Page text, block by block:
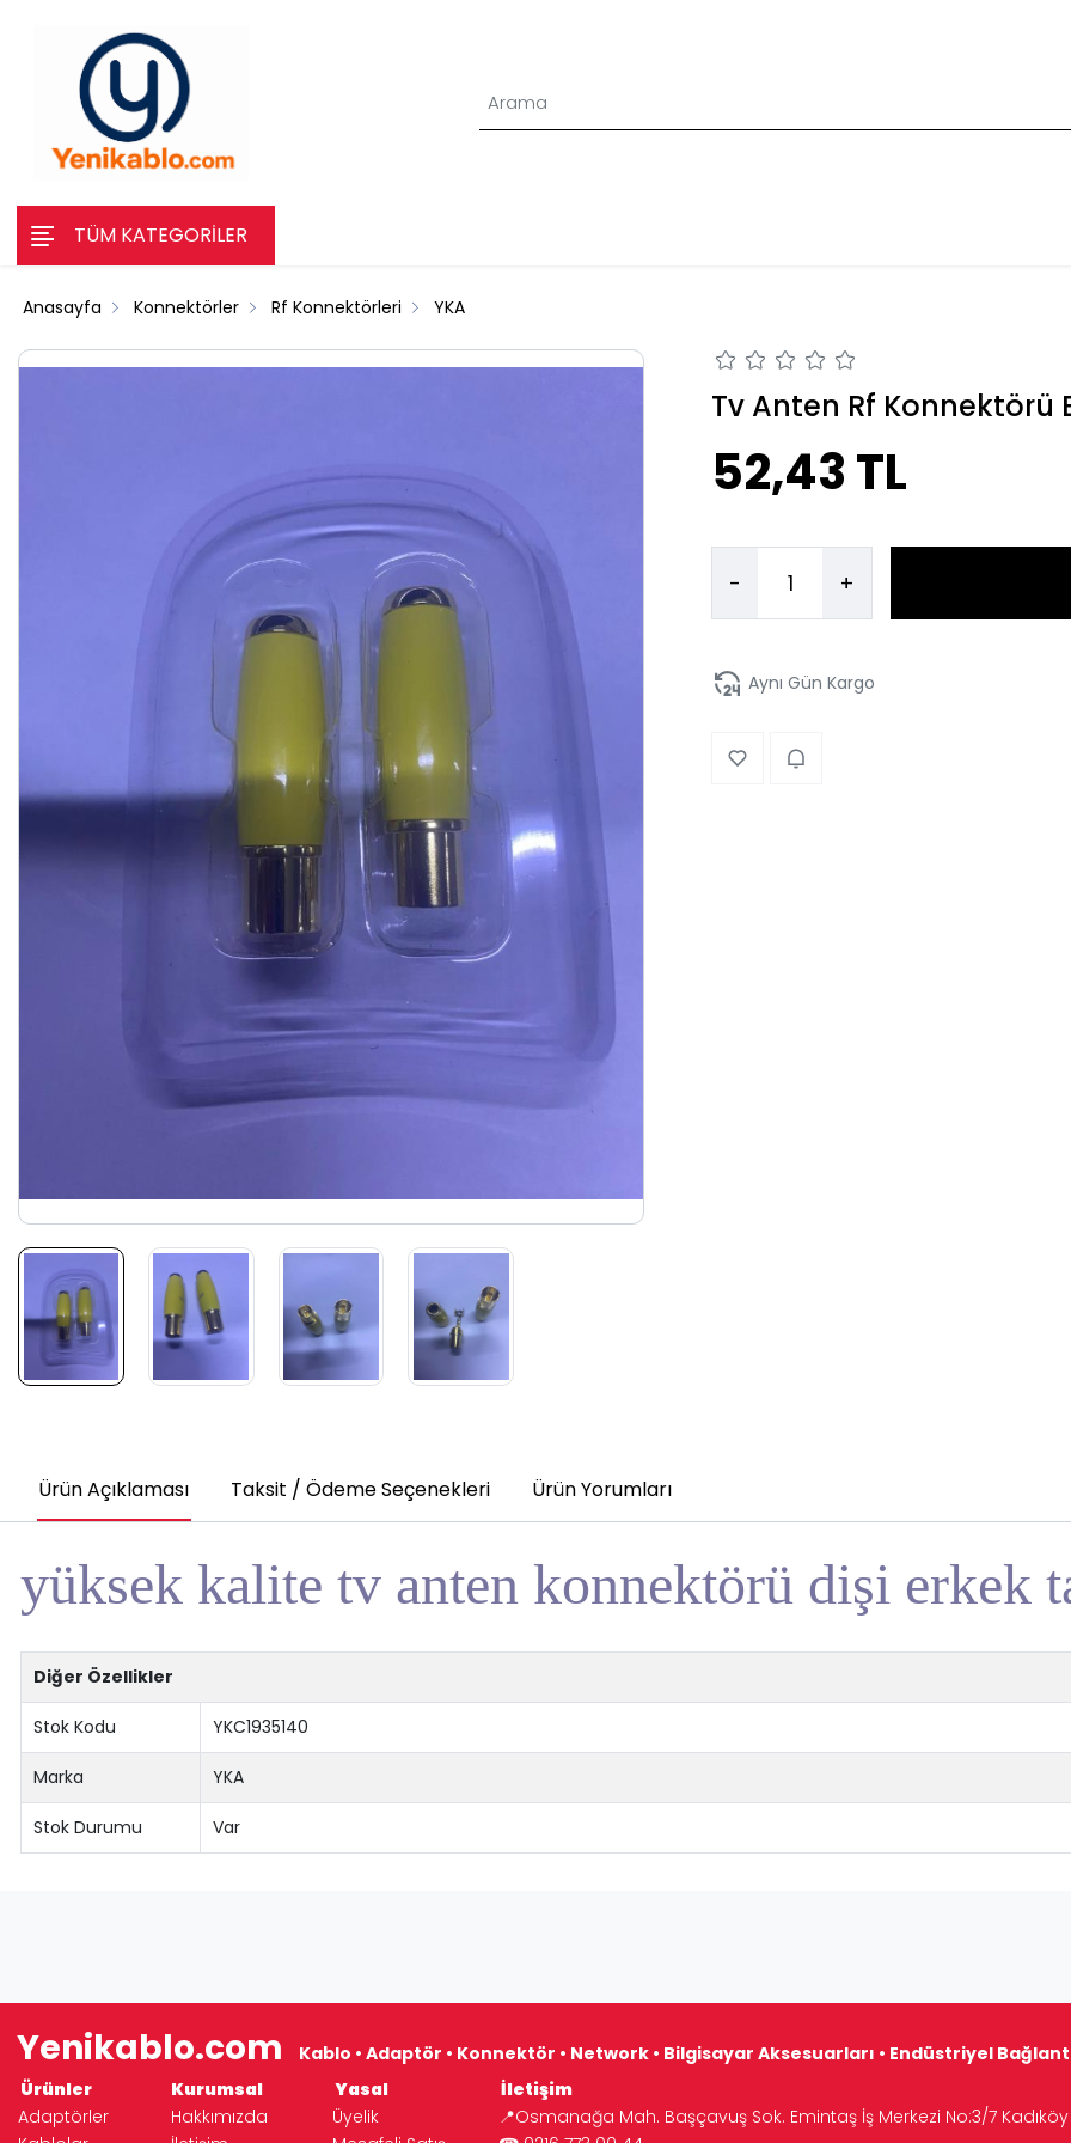
TÜM KATEGORİLER
Anasayfa Konnektörler Rf Konnektörleri YKA
Tv Anten Rf Konnektörü
52,43 TL
- +
Aynı Gün Kargo
Ürün Açıklaması Taksit / Ödeme Seçenekleri Ürün Yorumları
yüksek kalite tv anten konnektörü dişi erkek
Diğer Özellikler
Stok Kodu YKC1935140
Marka YKA
Stok Durumu Var
Yenikablo.com
Kablo • Adaptör • Konnektör • Network • Bilgisayar Aksesuarları • Endüstriyel
Ürünler
Kurumsal Yasal
İletişim
Adaptörler
Hakkımızda Üyelik
📍Osmanağa Mah. Başçavuş Sok. Emintaş İş Merkezi No:3/7